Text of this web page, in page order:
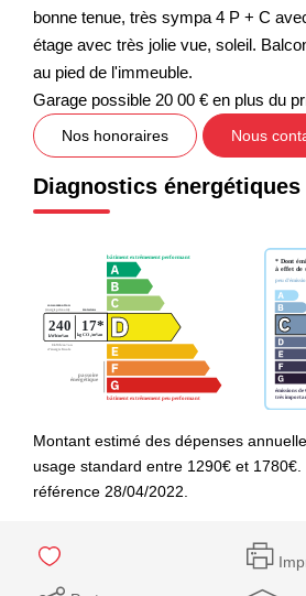
bonne tenue, très sympa 4 P + C
étage avec très jolie vue, soleil.
au pied de l'immeuble.
Garage possible 20 00 € en plus du
Nos honoraires Nous
Diagnostics énergétiques
Montant estimé des dépenses
usage standard entre 1290€ et
référence 28/04/2022.